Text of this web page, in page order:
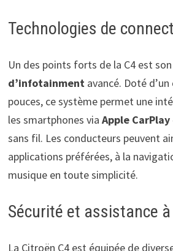
Technologies de
Un des points forts de la C4 est son
d’infotainmentavancé. Doté
pouces, ce système permet une
les smartphones via Apple CarPlay
sans fil. Les conducteurs peuvent
applications préférées, à la
musique en toute simplicité.
Sécurité et assistance
La Citroën C4 est équipée de